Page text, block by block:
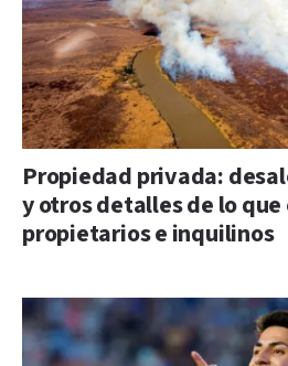
Propiedad privada:
y otros detalles de lo
propietarios e inquilinos